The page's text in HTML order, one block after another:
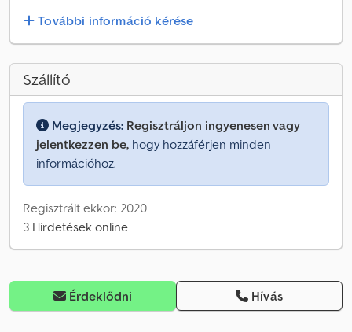
További információ kérése
Szállító
Megjegyzés: Regisztráljon ingyenesen vagy
jelentkezzen be, hogy hozzáférjen minden
információhoz.
Regisztrált ekkor: 2020
3 Hirdetések online
Érdeklődni Hívás